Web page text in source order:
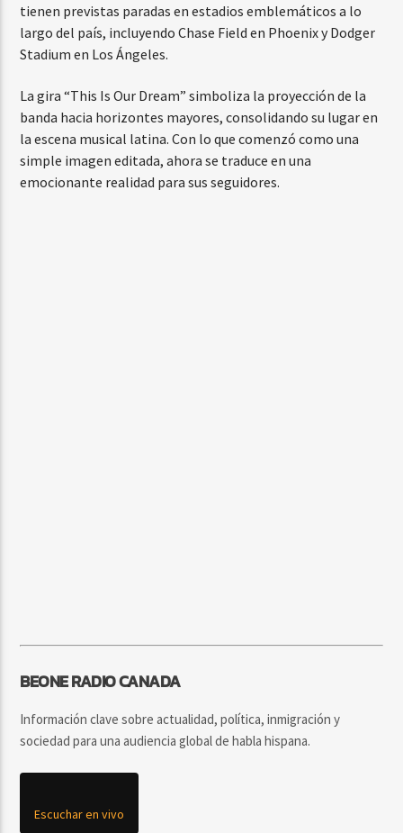
tienen previstas paradas en estadios emblemáticos a lo
largo del país, incluyendo Chase Field en Phoenix y Dodger
Stadium en Los Ángeles.
La gira “This Is Our Dream” simboliza la proyección de la
banda hacia horizontes mayores, consolidando su lugar en
la escena musical latina. Con lo que comenzó como una
simple imagen editada, ahora se traduce en una
emocionante realidad para sus seguidores.
BEONE RADIO CANADA
Información clave sobre actualidad, política, inmigración y
sociedad para una audiencia global de habla hispana.
Escuchar en vivo